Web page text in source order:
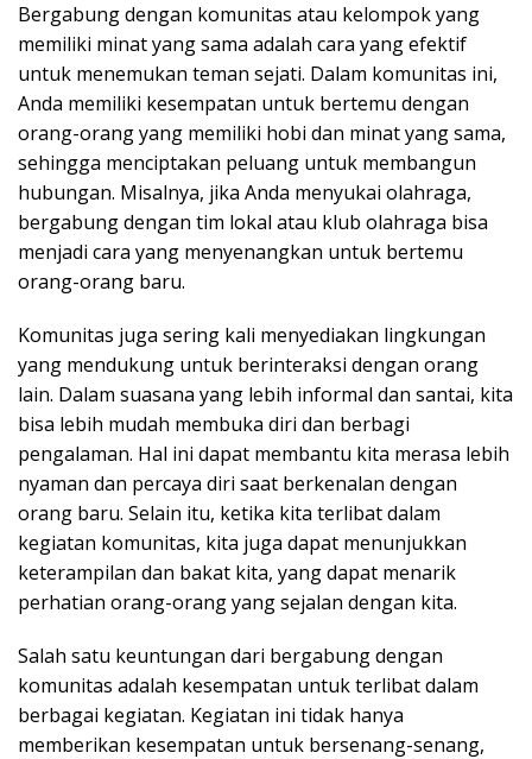
Bergabung dengan komunitas atau kelompok yang
memiliki minat yang sama adalah cara yang efektif
untuk menemukan teman sejati. Dalam komunitas ini,
Anda memiliki kesempatan untuk bertemu dengan
orang-orang yang memiliki hobi dan minat yang sama,
sehingga menciptakan peluang untuk membangun
hubungan. Misalnya, jika Anda menyukai olahraga,
bergabung dengan tim lokal atau klub olahraga bisa
menjadi cara yang menyenangkan untuk bertemu
orang-orang baru.
Komunitas juga sering kali menyediakan lingkungan
yang mendukung untuk berinteraksi dengan orang
lain. Dalam suasana yang lebih informal dan santai, kita
bisa lebih mudah membuka diri dan berbagi
pengalaman. Hal ini dapat membantu kita merasa lebih
nyaman dan percaya diri saat berkenalan dengan
orang baru. Selain itu, ketika kita terlibat dalam
kegiatan komunitas, kita juga dapat menunjukkan
keterampilan dan bakat kita, yang dapat menarik
perhatian orang-orang yang sejalan dengan kita.
Salah satu keuntungan dari bergabung dengan
komunitas adalah kesempatan untuk terlibat dalam
berbagai kegiatan. Kegiatan ini tidak hanya
memberikan kesempatan untuk bersenang-senang,